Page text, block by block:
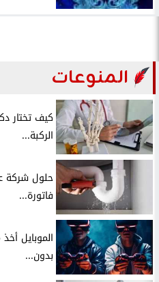
المنوعات
كيف تختار
الركبة...
حلول شركة
فاتورة...
الموبايل
بدون...